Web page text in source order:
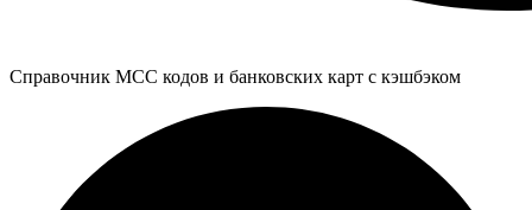
Справочник MCC кодов и банковских карт с кэшбэком